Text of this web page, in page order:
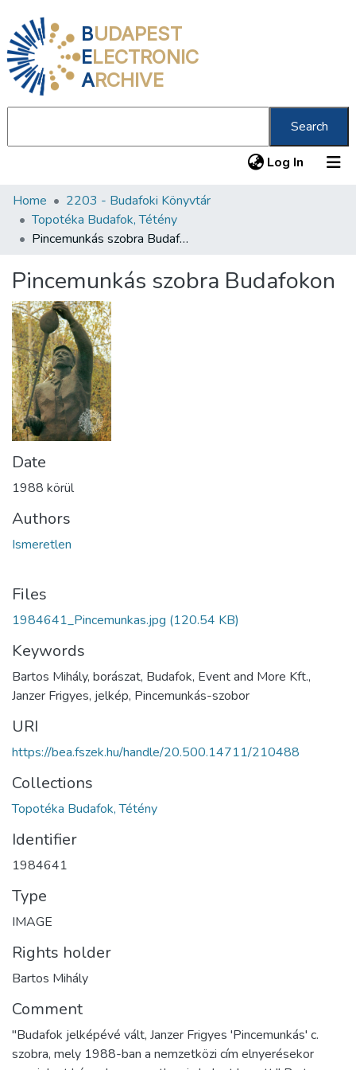
BUDAPEST
ELECTRONIC
ARCHIVE
Search
Log In (current)
Communities & Collections
All of DSpace
About us
Home
2203 - Budafoki Könyvtár
Topotéka Budafok, Tétény
Pincemunkás szobra Budafokon
Pincemunkás szobra Budafokon
Date
1988 körül
Authors
Ismeretlen
Files
1984641_Pincemunkas.jpg (120.54 KB)
Keywords
Bartos Mihály, borászat, Budafok, Event and More Kft.,
Janzer Frigyes, jelkép, Pincemunkás-szobor
URI
https://bea.fszek.hu/handle/20.500.14711/210488
Collections
Topotéka Budafok, Tétény
Identifier
1984641
Type
IMAGE
Rights holder
Bartos Mihály
Comment
"Budafok jelképévé vált, Janzer Frigyes 'Pincemunkás' c.
szobra, mely 1988-ban a nemzetközi cím elnyerésekor